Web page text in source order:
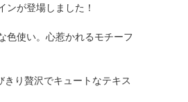
ンが登場しました！
色使い。心惹かれるモチーフ
り贅沢でキュートなテキス